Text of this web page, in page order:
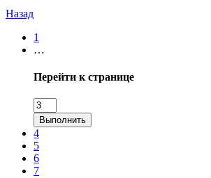
Назад
1
…
Перейти к странице
Выполнить
4
5
6
7